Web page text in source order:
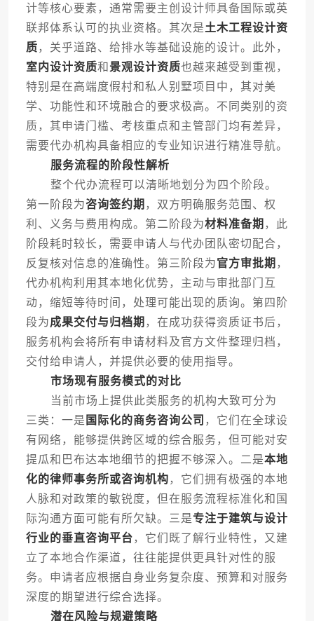
计等核心要素，通常需要主创设计师具备国际或英
联邦体系认可的执业资格。其次是土木工程设计资
质 ，关乎道路、给排水等基础设施的设计。此外，
室内设计资质和 景观设计资质也越来越受到重视，
特别是在高端度假村和私人别墅项目中，其对美
学、功能性和环境融合的要求极高。不同类别的资
质，其申请门槛、考核重点和主管部门均有差异，
需要代办机构具备相应的专业知识进行精准导航。
服务流程的阶段性解析
整个代办流程可以清晰地划分为四个阶段。
第一阶段为咨询签约期 ，双方明确服务范围、权
利、义务与费用构成。第二阶段为材料准备期 ，此
阶段耗时较长，需要申请人与代办团队密切配合，
反复核对信息的准确性。第三阶段为官方审批期 ，
代办机构利用其本地化优势，主动与审批部门互
动，缩短等待时间，处理可能出现的质询。第四阶
段为成果交付与归档期 ，在成功获得资质证书后，
服务机构会将所有申请材料及官方文件整理归档，
交付给申请人，并提供必要的使用指导。
市场现有服务模式的对比
当前市场上提供此类服务的机构大致可分为
三类：一是 国际化的商务咨询公司 ，它们在全球设
有网络，能够提供跨区域的综合服务，但可能对安
提瓜和巴布达本地细节的把握不够深入。二是本地
化的律师事务所或咨询机构 ，它们拥有极强的本地
人脉和对政策的敏锐度，但在服务流程标准化和国
际沟通方面可能有所欠缺。三是专注于建筑与设计
行业的垂直咨询平台 ，它们既了解行业特性，又建
立了本地合作渠道，往往能提供更具针对性的服
务。申请者应根据自身业务复杂度、预算和对服务
深度的期望进行综合选择。
潜在风险与规避策略